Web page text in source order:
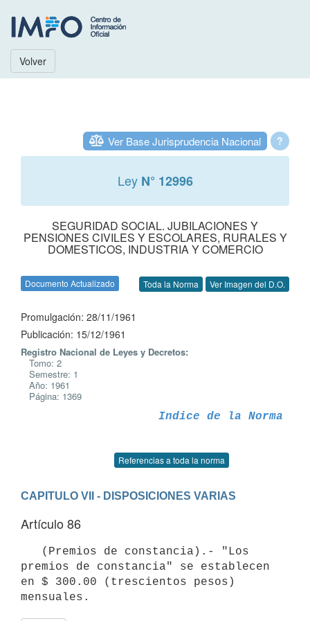
Volver
?
Ver Base Jurisprudencia Nacional
Ley N° 12996
SEGURIDAD SOCIAL. JUBILACIONES Y
PENSIONES CIVILES Y ESCOLARES, RURALES Y
DOMESTICOS, INDUSTRIA Y COMERCIO
Documento Actualizado Toda la Norma Ver Imagen del D.O.
Promulgación: 28/11/1961
Publicación: 15/12/1961
Registro Nacional de Leyes y Decretos:
Tomo: 2
Semestre: 1
Año: 1961
Página: 1369
Indice de la Norma
Referencias a toda la norma
CAPITULO VII - DISPOSICIONES VARIAS
Artículo 86
premios de constancia" se establecen
en $ 300.00 (trescientos pesos)